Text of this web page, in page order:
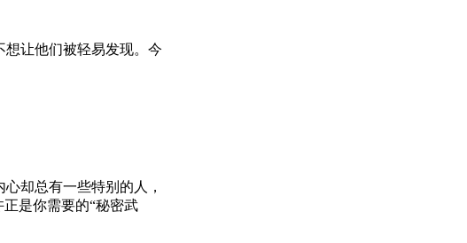
让他们被轻易发现。今
却总有一些特别的人，
是你需要的“秘密武